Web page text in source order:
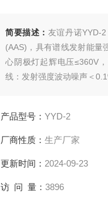
简要描述： 友谊丹诺YYD-
(AAS)，具有谱线发射能量
心阴极灯起辉电压≤360V
线：发射强度波动噪声＜
产品型号： YYD-2
厂商性质： 生产厂家
更新时间： 2024-09-23
访 问 量： 3896